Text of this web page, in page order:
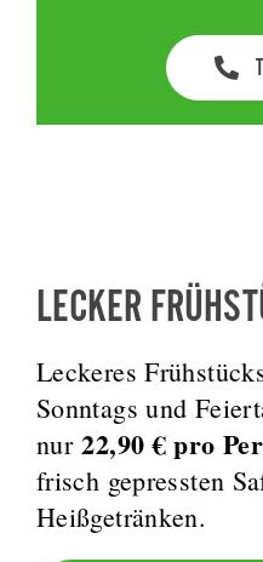
LECKER
Leckeres
Sonntags und
nur22,90 € pro
frisch gepressten
Heißgetränken.